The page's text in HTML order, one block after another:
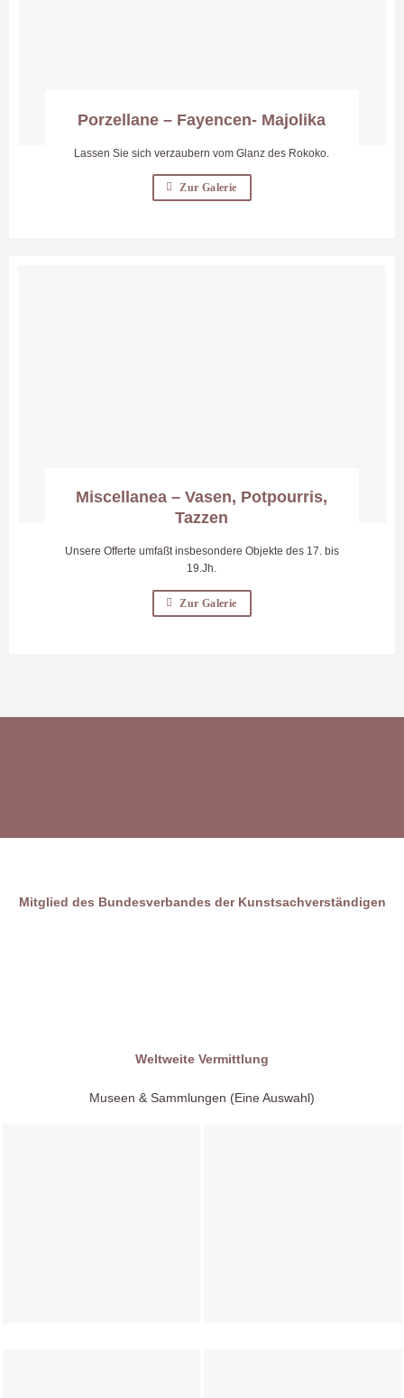
Porzellane – Fayencen- Majolika
Lassen Sie sich verzaubern vom Glanz des Rokoko.
Zur Galerie
Miscellanea – Vasen, Potpourris,
Tazzen
Unsere Offerte umfaßt insbesondere Objekte des 17. bis
19.Jh.
Zur Galerie
Mitglied des Bundesverbandes der Kunstsachverständigen
Weltweite Vermittlung
Museen & Sammlungen (Eine Auswahl)